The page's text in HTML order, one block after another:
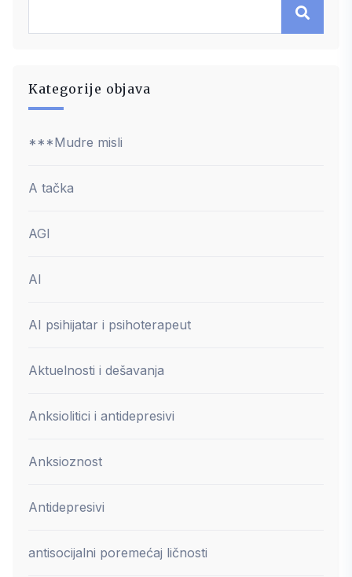
Kategorije objava
***Mudre misli
A tačka
AGI
AI
AI psihijatar i psihoterapeut
Aktuelnosti i dešavanja
Anksiolitici i antidepresivi
Anksioznost
Antidepresivi
antisocijalni poremećaj ličnosti